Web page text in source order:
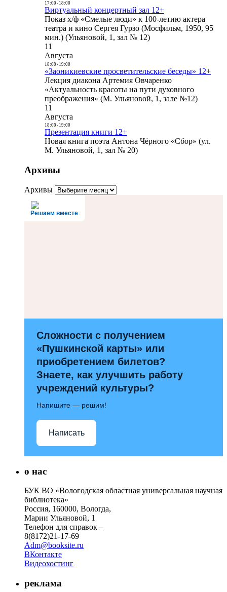
17:00- 18:00
Виртуальный концертный зал 12+
Показ х/ф «Смелые люди» к 100-летию актера
театра и кино Сергея Гурзо (Мосфильм, 1950, 95
мин.) (Ульяновой, 1, зал № 12)
11
Августа
18:00- 19:00
«Заоникиевские просветительские беседы» 12+
Лекция диакона Артемия Овчаренко
«Актуальность красоты на пути духовного
преображения» (М. Ульяновой, 1, зале №12)
11
Августа
18:00- 19:00
Презентация книги 12+
Новая книга поэта Антона Чёрного «Сбор» (ул.
М. Ульяновой, 1, зал № 20)
Архивы
Архивы
Решаем вместе
Сложности с получением
«Пушкинской карты» или
приобретением билетов?
Знаете, как улучшить работу
учреждений культуры?
Напишите — решим!
Написать
о нас
БУК ВО «Вологодская областная универсальная научная
библиотека»
Россия, 160000, Вологда,
Марии Ульяновой, 1
Телефон для справок –
8(8172)21-17-69
Adm@booksite.ru
ВКонтакте
Видеохостинг
реклама